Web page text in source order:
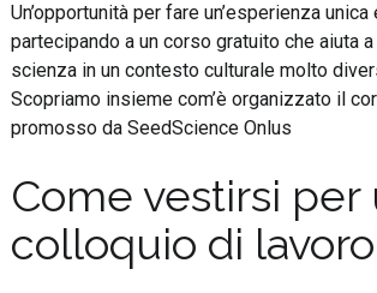
Un’opportunità per fare un’esperienza
partecipando a un corso gratuito che aiuta
scienza in un contesto culturale molto
Scopriamo insieme com’è organizzato il
promosso da SeedScience Onlus
Come vestirsi per
colloquio di lavoro